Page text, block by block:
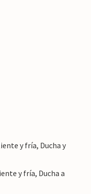
y fría, Ducha y
y fría, Ducha a